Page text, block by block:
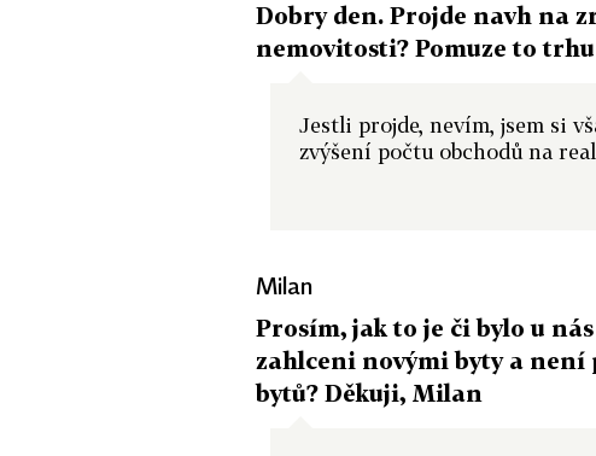
Dobry den. Projde navh na
nemovitosti? Pomuze to
Jestli projde, nevím, jsem si
zvýšení počtu obchodů na
Milan
Prosím, jak to je či bylo u
zahlceni novými byty a
bytů? Děkuji, Milan